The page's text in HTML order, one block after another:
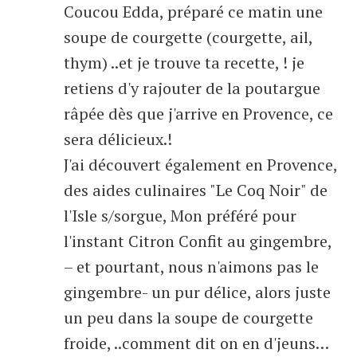
Coucou Edda, préparé ce matin une
soupe de courgette (courgette, ail,
thym) ..et je trouve ta recette, ! je
retiens d'y rajouter de la poutargue
râpée dès que j'arrive en Provence, ce
sera délicieux.!
J'ai découvert également en Provence,
des aides culinaires "Le Coq Noir" de
l'Isle s/sorgue, Mon préféré pour
l'instant Citron Confit au gingembre,
– et pourtant, nous n'aimons pas le
gingembre- un pur délice, alors juste
un peu dans la soupe de courgette
froide, ..comment dit on en d'jeuns…